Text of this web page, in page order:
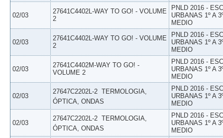
02/03
27641C4402L-WAY TO GO! - VOLUME
2
PNLD 2016 -
URBANAS 1º A
MEDIO
02/03
27641C4402L-WAY TO GO! - VOLUME
2
PNLD 2016 -
URBANAS 1º A
MEDIO
02/03
27641C4402M-WAY TO GO! -
VOLUME 2
PNLD 2016 -
URBANAS 1º A
MEDIO
02/03
27647C2202L-2  TERMOLOGIA,
ÓPTICA, ONDAS
PNLD 2016 -
URBANAS 1º A
MEDIO
02/03
27647C2202L-2  TERMOLOGIA,
ÓPTICA, ONDAS
PNLD 2016 -
URBANAS 1º A
MEDIO